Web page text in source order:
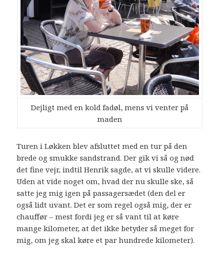
Dejligt med en kold fadøl, mens vi venter på
maden
Turen i Løkken blev afsluttet med en tur på den
brede og smukke sandstrand. Der gik vi så og nød
det fine vejr, indtil Henrik sagde, at vi skulle videre.
Uden at vide noget om, hvad der nu skulle ske, så
satte jeg mig igen på passagersædet (den del er
også lidt uvant. Det er som regel også mig, der er
chauffør – mest fordi jeg er så vant til at køre
mange kilometer, at det ikke betyder så meget for
mig, om jeg skal køre et par hundrede kilometer).